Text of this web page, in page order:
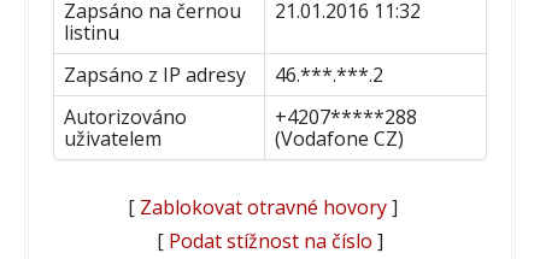
Zapsáno na černou
listinu
21.01.2016 11:32
Zapsáno z IP adresy
46.***.***.2
Autorizováno
uživatelem
+4207*****288
(Vodafone CZ)
[ Zablokovat otravné hovory]
[ Podat stížnost na číslo ]